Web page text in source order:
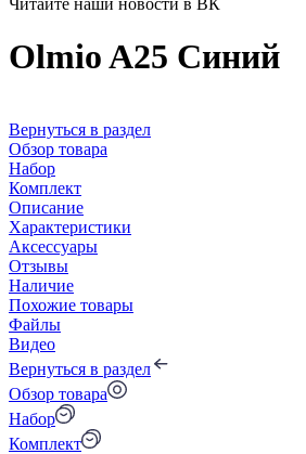
Olmio A25 Синий
Вернуться в раздел
Обзор товара
Набор
Комплект
Описание
Характеристики
Аксессуары
Отзывы
Наличие
Похожие товары
Файлы
Видео
Вернуться в раздел
Обзор товара
Набор
Комплект